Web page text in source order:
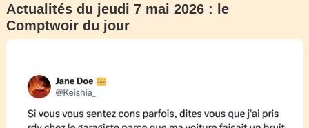
Actualités du jeudi 7 mai 2026 : le
Comptwoir du jour